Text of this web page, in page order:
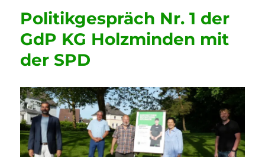
der
GdP
KG
Holzminden
mit
90/Die
Grünen
Politikgespräch Nr. 1 der
GdP KG Holzminden mit
der SPD